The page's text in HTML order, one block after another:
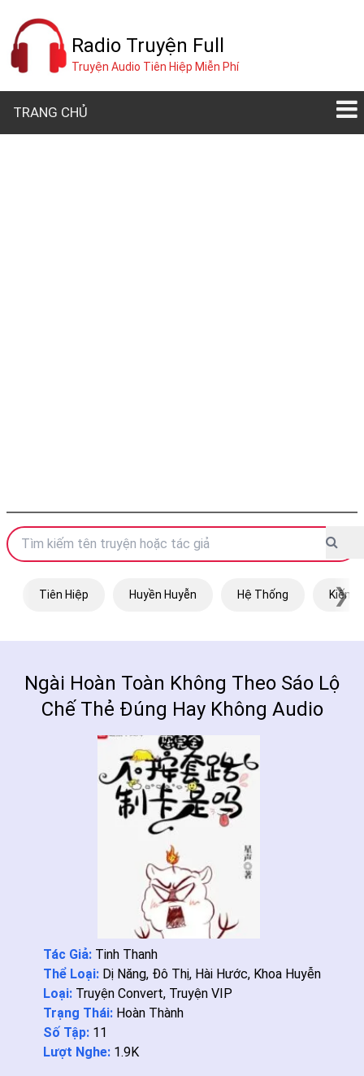
Radio Truyện Full
Truyện Audio Tiên Hiệp Miễn Phí
TRANG CHỦ
Tiên Hiệp Huyền Huyễn Hệ Thống Kiếm
❯
Ngài Hoàn Toàn Không Theo Sáo Lộ
Chế Thẻ Đúng Hay Không Audio
Tác Giả: Tinh Thanh
Thể Loại: Dị Năng, Đô Thị, Hài Hước, Khoa Huyễn
Loại: Truyện Convert, Truyện VIP
Trạng Thái: Hoàn Thành
Số Tập: 11
Lượt Nghe: 1.9K